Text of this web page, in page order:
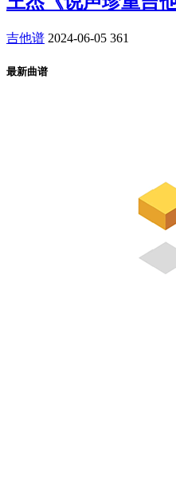
吉他谱 2024-06-05 361
最新曲谱